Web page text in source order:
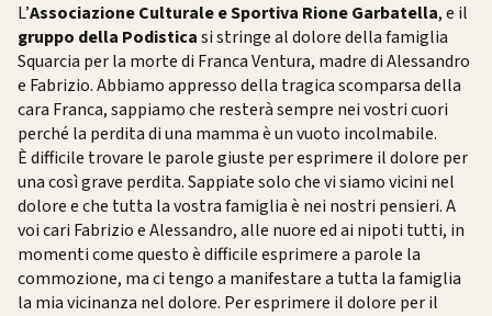
L’Associazione Culturale e Sportiva Rione Garbatella, e il
gruppo della Podisticasi stringe al dolore della famiglia
Squarcia per la morte di Franca Ventura, madre di Alessandro
e Fabrizio. Abbiamo appresso della tragica scomparsa della
cara Franca, sappiamo che resterà sempre nei vostri cuori
perché la perdita di una mamma è un vuoto incolmabile.
È difficile trovare le parole giuste per esprimere il dolore per
una così grave perdita. Sappiate solo che vi siamo vicini nel
dolore e che tutta la vostra famiglia è nei nostri pensieri. A
voi cari Fabrizio e Alessandro, alle nuore ed ai nipoti tutti, in
momenti come questo è difficile esprimere a parole la
commozione, ma ci tengo a manifestare a tutta la famiglia
la mia vicinanza nel dolore. Per esprimere il dolore per il